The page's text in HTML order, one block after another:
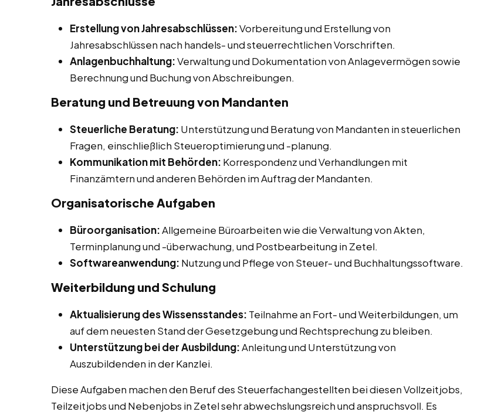
Erstellung von Jahresabschlüssen:Vorbereitung und Erstellung von
Jahresabschlüssen nach handels- und steuerrechtlichen Vorschriften.
Anlagenbuchhaltung:Verwaltung und Dokumentation von Anlagevermögen sowie
Berechnung und Buchung von Abschreibungen.
Beratung und Betreuung von Mandanten
Steuerliche Beratung: Unterstützung und Beratung von Mandanten in steuerlichen
Fragen, einschließlich Steueroptimierung und -planung.
Kommunikation mit Behörden: Korrespondenz und Verhandlungen mit
Finanzämtern und anderen Behörden im Auftrag der Mandanten.
Organisatorische Aufgaben
Büroorganisation:Allgemeine Büroarbeiten wie die Verwaltung von Akten,
Terminplanung und -überwachung, und Postbearbeitung in Zetel.
Softwareanwendung: Nutzung und Pflege von Steuer- und Buchhaltungssoftware.
Weiterbildung und Schulung
Aktualisierung des Wissensstandes: Teilnahme an Fort- und Weiterbildungen, um
auf dem neuesten Stand der Gesetzgebung und Rechtsprechung zu bleiben.
Unterstützung bei der Ausbildung:Anleitung und Unterstützung von
Auszubildenden in der Kanzlei.
Diese Aufgaben machen den Beruf des Steuerfachangestellten bei diesen Vollzeitjobs,
Teilzeitjobs und Nebenjobs in Zetel sehr abwechslungsreich und anspruchsvoll. Es